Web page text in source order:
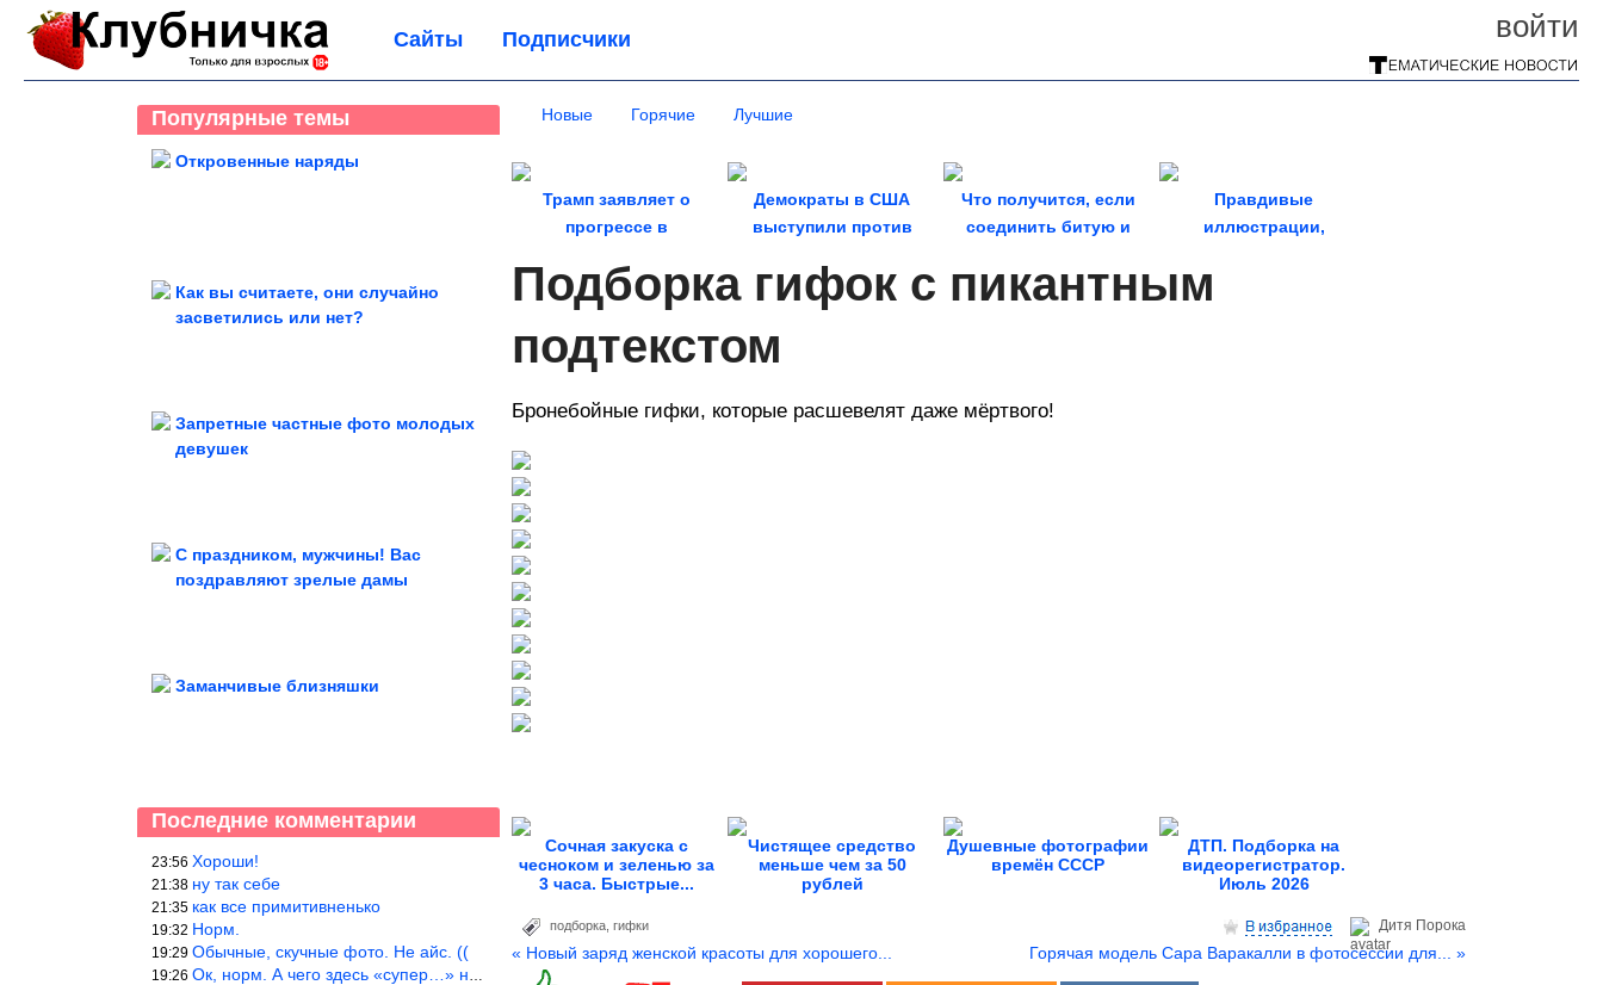
войти
Сайты Подписчики
Популярные темы
Откровенные наряды
Как вы считаете, они случайно
засветились или нет?
Запретные частные фото молодых
девушек
С праздником, мужчины! Вас
поздравляют зрелые дамы
Заманчивые близняшки
Последние комментарии
23:56 Хороши!
21:38 ну так себе
21:35 как все примитивненько
19:32 Норм.
19:29 Обычные, скучные фото. Не айс. ((
19:26 Ок, норм. А чего здесь «супер…» не понятно.
Новые Горячие Лучшие
Трамп заявляет о
прогрессе в
конфликта на...
Демократы в США
выступили против
Что получится, если
соединить битую и
Правдивые
иллюстрации,
задуматься о мире, в...
Подборка гифок с пикантным
подтекстом
Бронебойные гифки, которые расшевелят даже мёртвого!
Сочная закуска с
чесноком и зеленью за
3 часа. Быстрые...
Чистящее средство
меньше чем за 50
рублей
Душевные фотографии
времён СССР
ДТП. Подборка на
видеорегистратор.
Июль 2026
Дитя Пoрока
подборка гифки
« Новый заряд женской красоты для хорошего... Горячая модель Сара Варакалли в фотосессии для... »